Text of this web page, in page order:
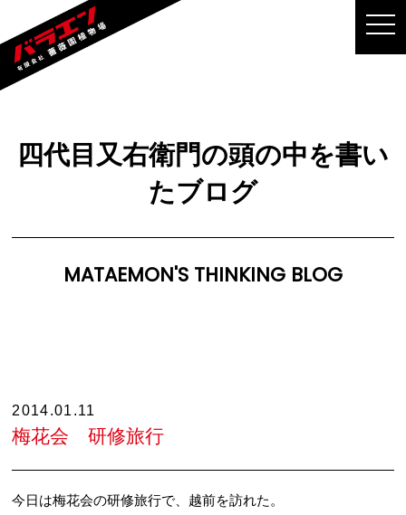
四代目又右衛門の頭の中を書い
たブログ
MATAEMON'S THINKING BLOG
2014.01.11
梅花会 研修旅行
今日は梅花会の研修旅行で、越前を訪れた。